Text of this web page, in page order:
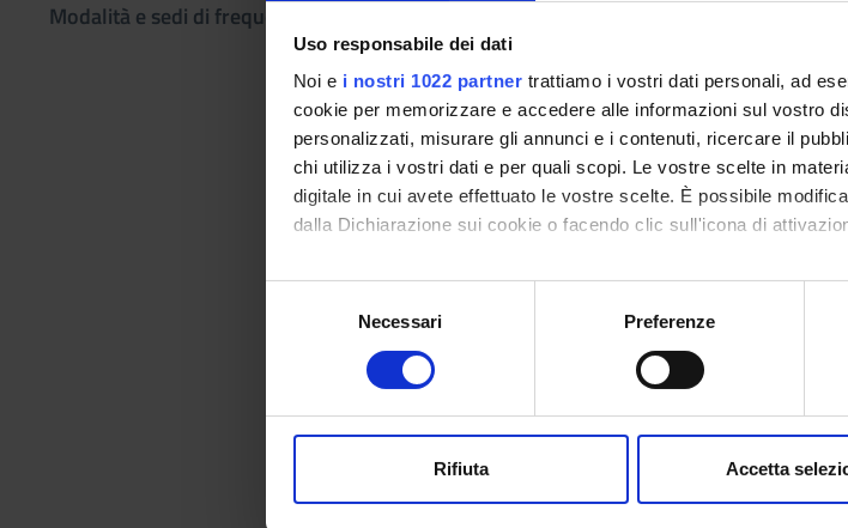
Uso responsabile dei dati
Noi e i nostri 1022 partner trattiamo i vostri dati personali, ad
cookie per memorizzare e accedere alle informazioni sul vostro
personalizzati, misurare gli annunci e i contenuti, ricercare il
chi utilizza i vostri dati e per quali scopi. Le vostre scelte in
digitale in cui avete effettuato le vostre scelte. È possibile
dalla Dichiarazione sui cookie o facendo clic sull'icona di
Con il tuo consenso, vorremmo anche:
raccogliere informazioni sulla tua posizione geografica,
digitali).
modificare o ritirare il tuo consenso in qualsiasi momento dalla
e
Necessari Preferenze
Rifiuta Accetta
Modalità e sedi di frequenza ANNI
1° 2° Introduzione alla
1° 2° Linguaggio
1° 2° Progettazione di componenti
1° 2° Prototipizzazione
Elenco degli insegnamenti con periodo non
ANNI